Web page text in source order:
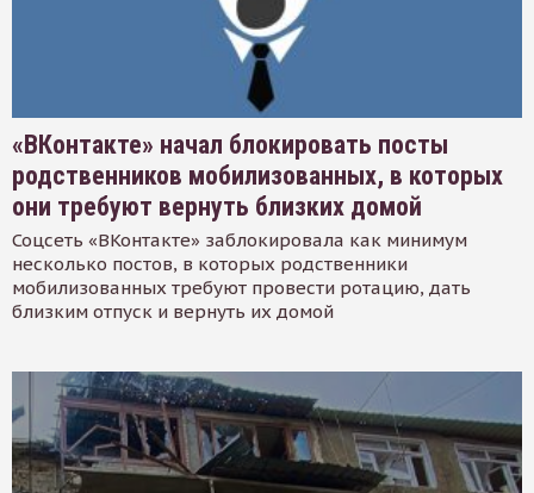
«ВКонтакте» начал блокировать посты
родственников мобилизованных, в которых
они требуют вернуть близких домой
Соцсеть «ВКонтакте» заблокировала как минимум
несколько постов, в которых родственники
мобилизованных требуют провести ротацию, дать
близким отпуск и вернуть их домой